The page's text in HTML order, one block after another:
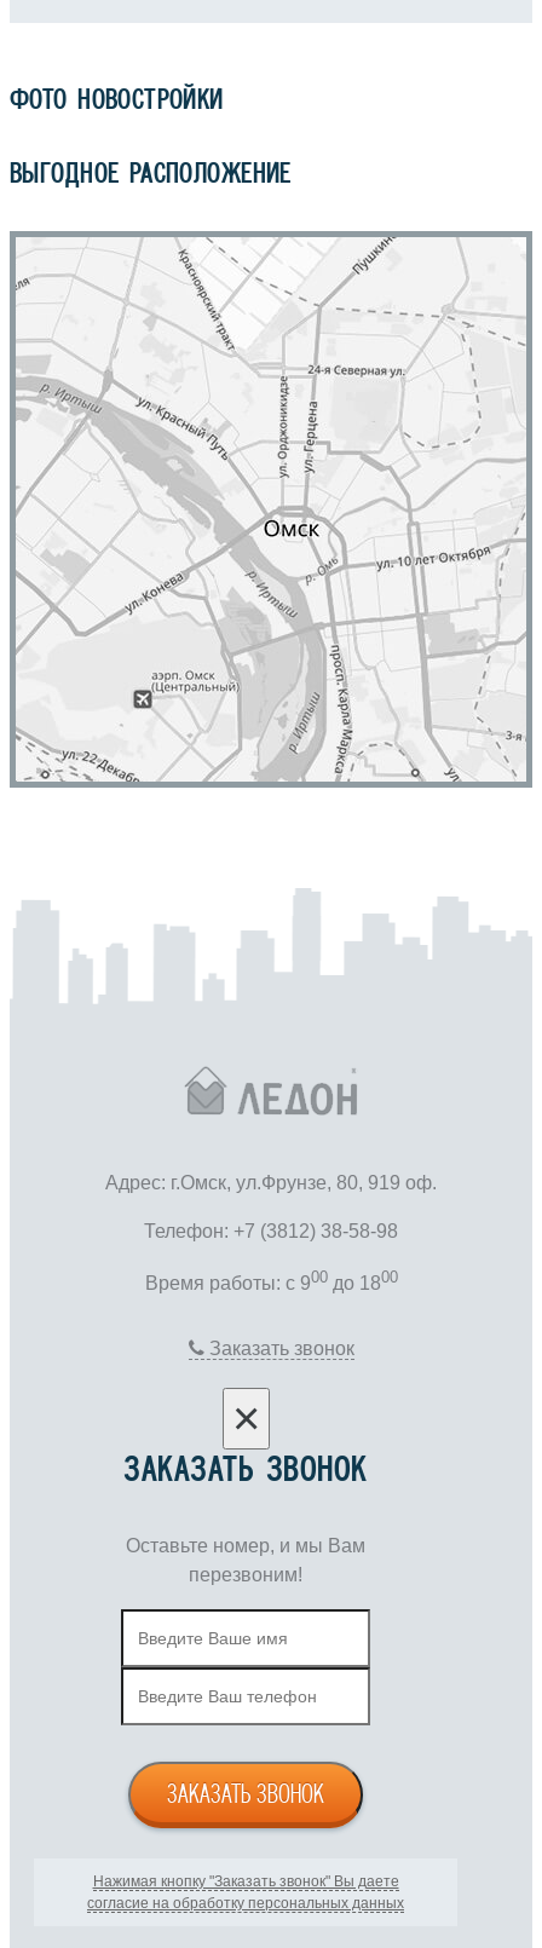
ФОТО НОВОСТРОЙКИ
ВЫГОДНОЕ РАСПОЛОЖЕНИЕ
Адрес: г.Омск, ул.Фрунзе, 80, 919 оф.
Телефон: +7 (3812) 38-58-98
Время работы: c 900до 1800
Заказать звонок
×
ЗАКАЗАТЬ ЗВОНОК
Оставьте номер, и мы Вам
перезвоним!
ЗАКАЗАТЬ ЗВОНОК
Нажимая кнопку "Заказать звонок" Вы даете
согласие на обработку персональных данных